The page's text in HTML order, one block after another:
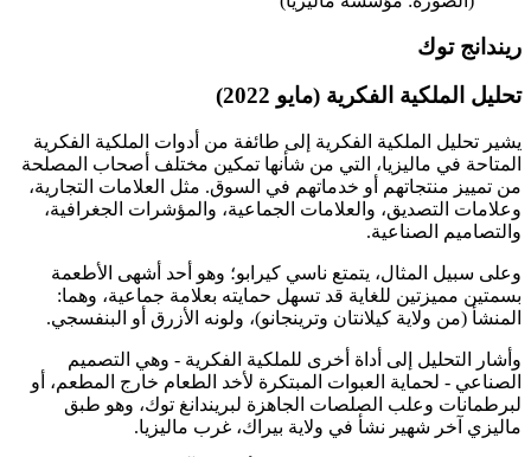
ريندانج توك
تحليل الملكية الفكرية (مايو 2022)
يشير تحليل الملكية الفكرية إلى طائفة من أدوات الملكية الفكرية
المتاحة في ماليزيا، التي من شأنها تمكين مختلف أصحاب المصلحة
من تمييز منتجاتهم أو خدماتهم في السوق. مثل العلامات التجارية،
وعلامات التصديق، والعلامات الجماعية، والمؤشرات الجغرافية،
والتصاميم الصناعية.
وعلى سبيل المثال، يتمتع ناسي كيرابو؛ وهو أحد أشهى الأطعمة
بسمتين مميزتين للغاية قد تسهل حمايته بعلامة جماعية، وهما:
المنشأ (من ولاية كيلانتان وترينجانو)، ولونه الأزرق أو البنفسجي.
وأشار التحليل إلى أداة أخرى للملكية الفكرية - وهي التصميم
الصناعي - لحماية العبوات المبتكرة لأخد الطعام خارج المطعم، أو
لبرطمانات وعلب الصلصات الجاهزة لبريندانغ توك، وهو طبق
ماليزي آخر شهير نشأ في ولاية بيراك، غرب ماليزيا.